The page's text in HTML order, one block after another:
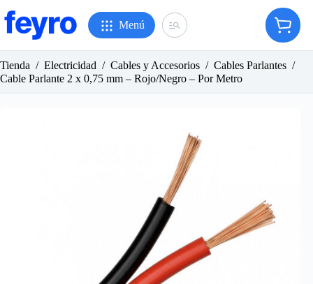
al
contenido
Menú
Carro
de
Tienda / Electricidad / Cables y Accesorios / Cables Parlantes /
Cable Parlante 2 x 0,75 mm – Rojo/Negro – Por Metro